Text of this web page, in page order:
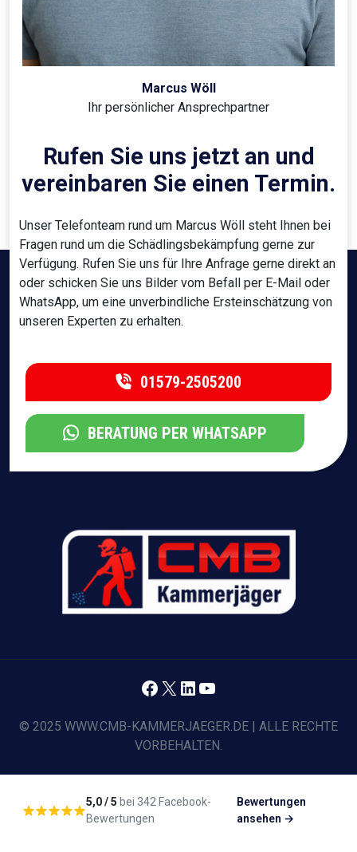
Marcus Wöll
Ihr persönlicher Ansprechpartner
Rufen Sie uns jetzt an und
vereinbaren Sie einen Termin.
Unser Telefonteam rund um Marcus Wöll steht Ihnen bei
Fragen rund um die Schädlingsbekämpfung gerne zur
Verfügung. Rufen Sie uns für Ihre Anfrage gerne direkt an
oder schicken Sie uns Bilder vom Befall per E-Mail oder
WhatsApp, um eine unverbindliche Ersteinschätzung von
unseren Experten zu erhalten.
01579-2505200
BERATUNG PER WHATSAPP
© 2025 WWW.CMB-KAMMERJAEGER.DE | ALLE RECHTE
VORBEHALTEN.
Facebook
X LinkedIn
YouTube
5,0 / 5 bei 342 Facebook-
Bewertungen
Bewertungen
ansehen →